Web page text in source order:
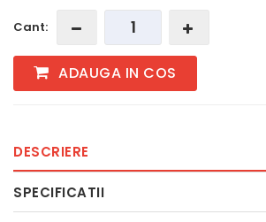
Cant:
ADAUGA IN COS
DESCRIERE
SPECIFICATII